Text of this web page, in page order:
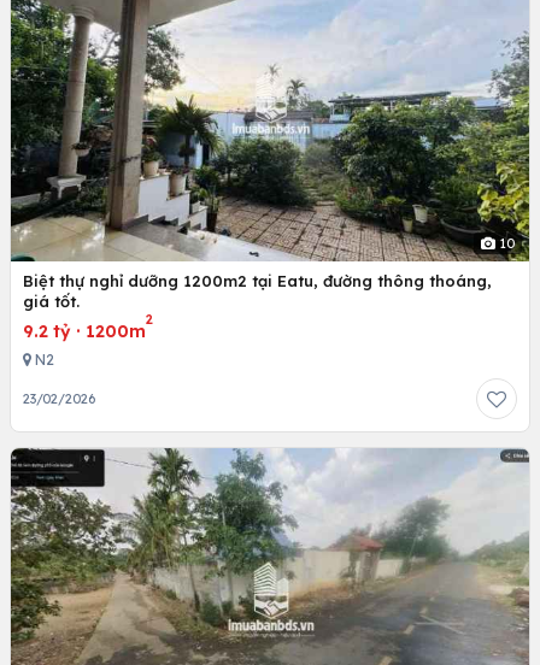
10
Biệt thự nghỉ dưỡng 1200m2 tại Eatu, đường thông thoáng,
giá tốt.
9.2 tỷ · 1200m
2
N2
23/02/2026